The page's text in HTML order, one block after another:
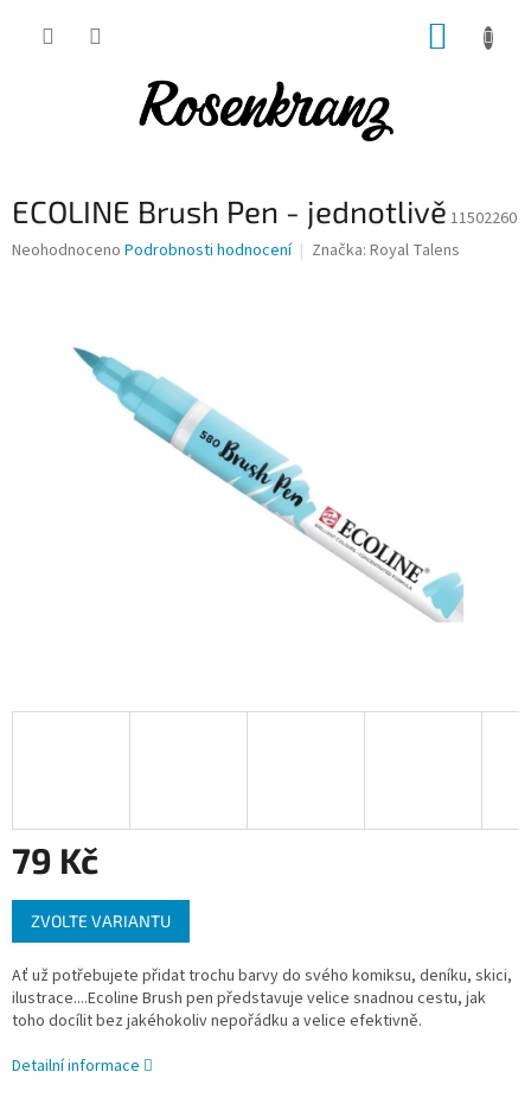
ECOLINE Brush Pen - jednotlivě 11502260
Průměrné
Neohodnoceno Podrobnosti hodnocení Značka: Royal Talens
79 Kč
Měrná
cena:
ZVOLTE VARIANTU
Ať už potřebujete přidat trochu barvy do svého komiksu, deníku, skici,
ilustrace....Ecoline Brush pen představuje velice snadnou cestu, jak
toho docílit bez jakéhokoliv nepořádku a velice efektivně.
Detailní informace